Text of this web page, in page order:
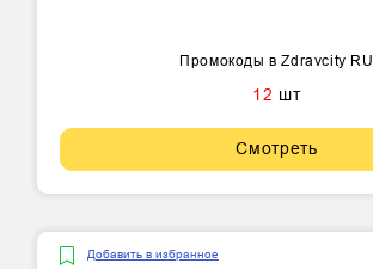
Промокоды в Zdravcity RU
12 шт
Смотреть
Добавить в избранное